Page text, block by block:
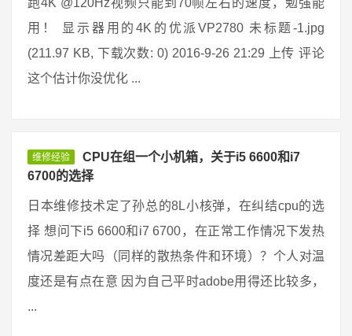
跑4K @120Hz视频只能到70帧左右的速度，勉强能
用！ 显示器用的4K的优派VP2780 未标题-1.jpg
(211.97 KB, 下载次数: 0) 2016-9-26 21:29 上传 评论
这个估计你没优化 ...
维修经验
CPU在组一个小机箱，关于i5 6600和i7
6700的选择
日本维修技术定了孙总的8L小核弹，在纠结cpu的选
择 想问下i5 6600和i7 6700，在正常工作情况下发热
情况差距大吗（同样的散热条件和环境）？个人对温
度还是有点在意 因为自己平时adobe用得还比较多，
...